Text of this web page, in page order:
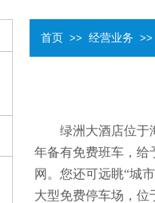
首页 >> 经营业务 >>
绿洲大酒店位于
年备有免费班车，给
网。您还可远眺“城
大型免费停车场，位